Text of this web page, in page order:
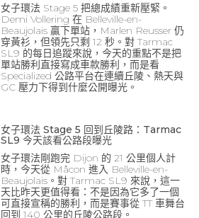
女子環法 Stage 5 把總成績重新壓緊。
Demi Vollering 在 Belleville-en-
Beaujolais 贏下單站，Marlen Reusser 仍
穿黃衫，但領先只剩 12 秒。對 Tarmac
SL9 的每日追蹤來說，今天的重點不是把
單站勝利直接寫成車款勝利，而是看
Specialized 公路平台在連續丘陵、熱天與
GC 壓力下得到什麼公開曝光。
女子環法 Stage 5 回到丘陵路：Tarmac
SL9 今天該看公路段曝光
女子環法剛跑完 Dijon 的 21 公里個人計
時，今天從 Mâcon 進入 Belleville-en-
Beaujolais。對 Tarmac SL9 來說，這一
天比昨天更值得看：不是因為它多了一個
可直接宣稱的勝利，而是賽事從 TT 車舞台
回到 140 公里的丘陵公路段。